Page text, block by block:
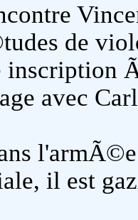
de
inscription
avec
il est